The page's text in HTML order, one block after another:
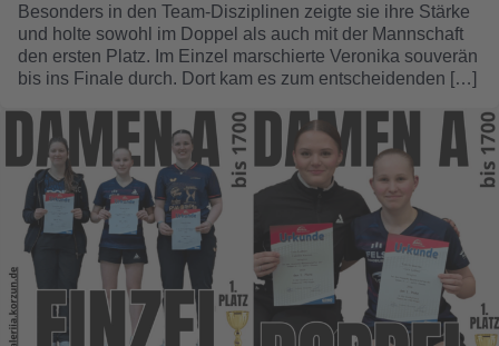
Besonders in den Team-Disziplinen zeigte sie ihre Stärke
und holte sowohl im Doppel als auch mit der Mannschaft
den ersten Platz. Im Einzel marschierte Veronika souverän
bis ins Finale durch. Dort kam es zum entscheidenden […]